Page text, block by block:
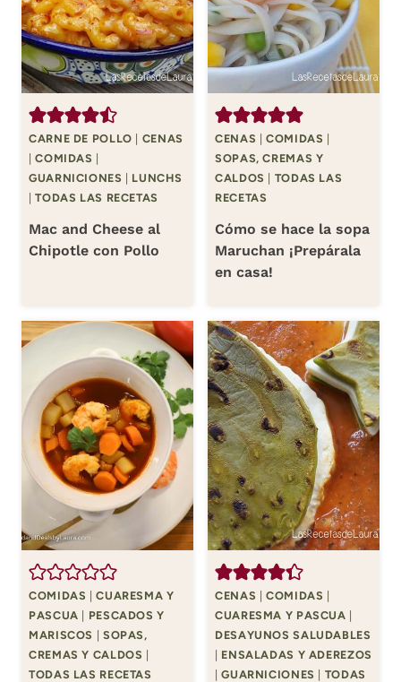
CARNE DE POLLO
CENAS
|COMIDAS
GUARNICIONES
LUNCHS
|TODAS LAS RECETAS
Mac and Cheese al
Chipotle con Pollo
CENAS |COMIDAS
SOPAS, CREMAS Y
CALDOS
TODAS LAS
RECETAS
Cómo se hace la sopa
Maruchan ¡Prepárala
en casa!
COMIDAS |CUARESMA Y
PASCUA | PESCADOS Y
MARISCOS | SOPAS,
CREMAS Y CALDOS |
TODAS LAS RECETAS
CENAS |COMIDAS |
CUARESMA Y PASCUA |
DESAYUNOS SALUDABLES
| ENSALADAS Y ADEREZOS
|GUARNICIONES | TODAS